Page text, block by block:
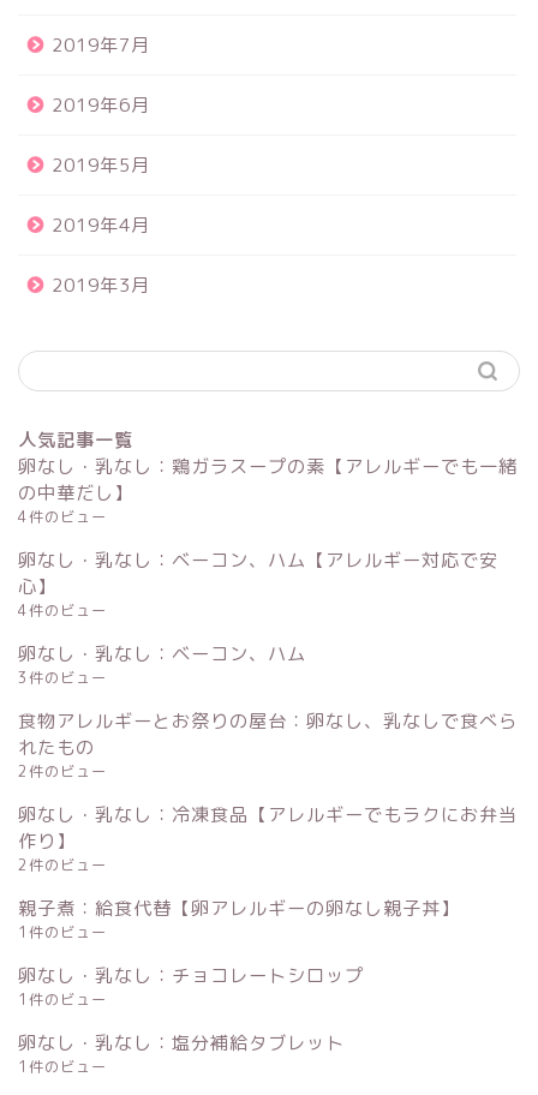
2019年7月
2019年6月
2019年5月
2019年4月
2019年3月
人気記事一覧
卵なし・乳なし：鶏ガラスープの素【アレルギーでも一緒
の中華だし】
4件のビュー
卵なし・乳なし：ベーコン、ハム【アレルギー対応で安
心】
4件のビュー
卵なし・乳なし：ベーコン、ハム
3件のビュー
食物アレルギーとお祭りの屋台：卵なし、乳なしで食べら
れたもの
2件のビュー
卵なし・乳なし：冷凍食品【アレルギーでもラクにお弁当
作り】
2件のビュー
親子煮：給食代替【卵アレルギーの卵なし親子丼】
1件のビュー
卵なし・乳なし：チョコレートシロップ
1件のビュー
卵なし・乳なし：塩分補給タブレット
1件のビュー